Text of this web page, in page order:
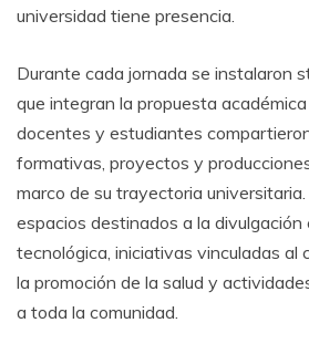
universidad tiene presencia.
Durante cada jornada se instalaron
que integran la propuesta
docentes y estudiantes
formativas, proyectos y
marco de su trayectoria
espacios destinados a la
tecnológica, iniciativas vinculadas al
la promoción de la salud y
a toda la comunidad.